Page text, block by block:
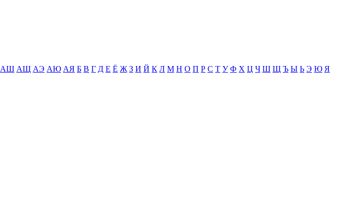
АШ АЩ АЭ АЮ АЯ Б В Г Д Е Ё Ж З И Й К Л М Н О П Р С Т У Ф Х Ц Ч Ш Щ Ъ Ы Ь Э Ю Я